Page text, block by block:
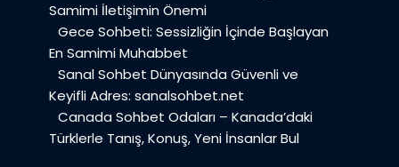
Samimi İletişimin Önemi
Gece Sohbeti: Sessizliğin İçinde Başlayan
En Samimi Muhabbet
Sanal Sohbet Dünyasında Güvenli ve
Keyifli Adres: sanalsohbet.net
Canada Sohbet Odaları – Kanada’daki
Türklerle Tanış, Konuş, Yeni İnsanlar Bul